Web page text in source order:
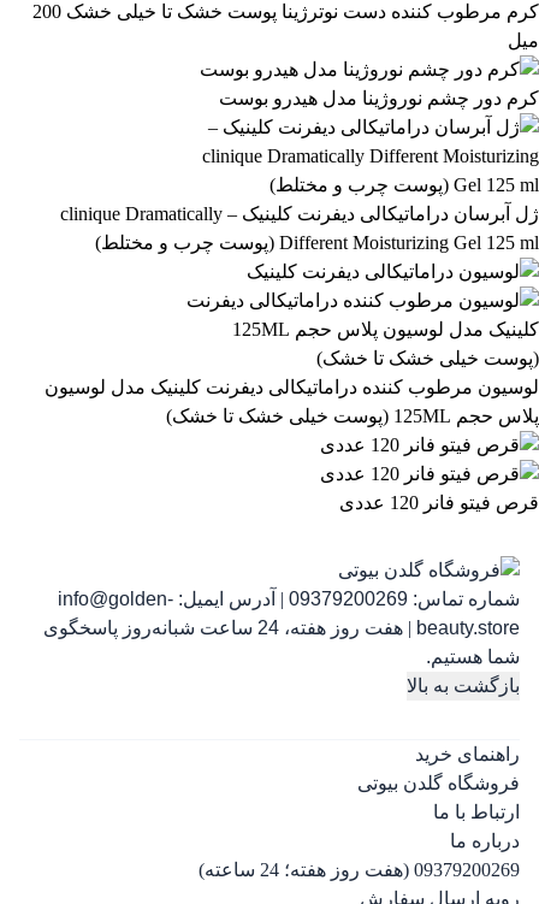
نمایش کالاهای موجود
فیلتر بر اساس برند:
La Roche-Posay 8
فیلتر بر اساس دسته بندی:
آرایشی و بهداشتی 558 بهداشتی و پوستی
رژ لب مدادی لچیک
کرم مرطوب کننده دست نوترژینا پوست خشک تا خیلی خشک 200
میل
کرم دور چشم نوروژینا مدل هیدرو بوست
ژل آبرسان دراماتیکالی دیفرنت کلینیک – clinique Dramatically
Different Moisturizing Gel 125 ml (پوست چرب و مختلط)
لوسیون مرطوب کننده دراماتیکالی دیفرنت کلینیک مدل لوسیون
پلاس حجم 125ML (پوست خیلی خشک تا خشک)
قرص فیتو فانر 120 عددی
شماره تماس: 09379200269
| آدرس ایمیل: info@golden-
beauty.store
|
هفت روز هفته، 24 ساعت شبانه‌روز پاسخگوی
شما هستیم.
بازگشت به بالا
راهنمای خرید
فروشگاه گلدن بیوتی
ارتباط با ما
درباره ما
09379200269 (هفت روز هفته؛ 24 ساعته)
رویه ارسال سفارش